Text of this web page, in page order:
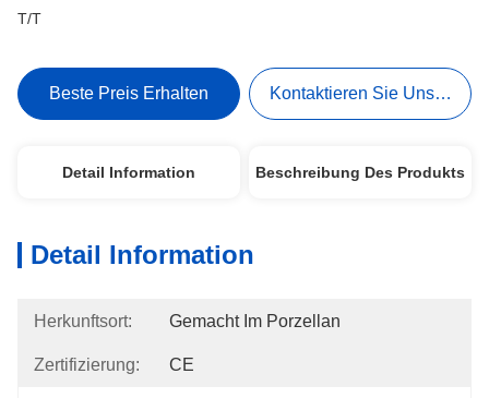
T/T
Beste Preis Erhalten Kontaktieren Sie Uns Jetzt
Detail Information Beschreibung Des Produkts
Detail Information
Herkunftsort: Gemacht Im Porzellan
Zertifizierung: CE